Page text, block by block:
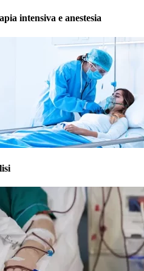
intensiva e anestesia